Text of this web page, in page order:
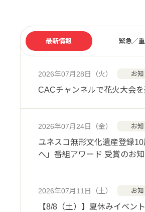
最新情報 緊急／
2026年07月28日（火） お
CACチャンネルで花火大会を
2026年07月24日（金） お
ユネスコ無形文化遺産登録
へ」番組アワード 受賞のお
2026年07月11日（土） お
【8/8（土）】夏休みイベン